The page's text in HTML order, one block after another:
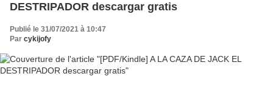
DESTRIPADOR descargar gratis
Publié le 31/07/2021 à 10:47
Par cykijofy